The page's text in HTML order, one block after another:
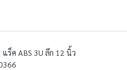
แร็ค ABS 3U ลึก 12 นิ้ว